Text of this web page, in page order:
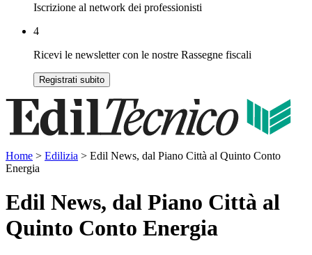
Iscrizione al network dei professionisti
4
Ricevi le newsletter con le nostre Rassegne fiscali
Registrati subito
Home > Edilizia > Edil News, dal Piano Città al Quinto Conto
Energia
Edil News, dal Piano Città al
Quinto Conto Energia